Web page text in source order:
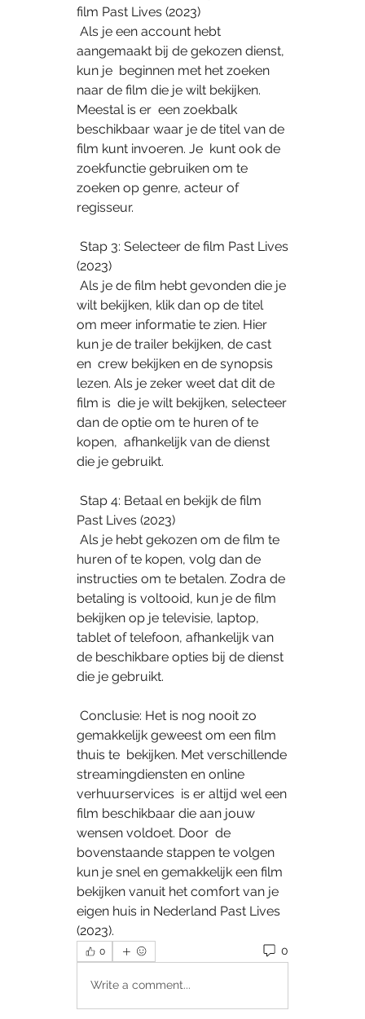
film Past Lives (2023)
aangemaakt bij de gekozen dienst,
kun je  beginnen met het zoeken
naar de film die je wilt bekijken.
Meestal is er  een zoekbalk
beschikbaar waar je de titel van de
film kunt invoeren. Je  kunt ook de
zoekfunctie gebruiken om te
zoeken op genre, acteur of
regisseur.
(2023)
wilt bekijken, klik dan op de titel
om meer informatie te zien. Hier
kun je de trailer bekijken, de cast
en  crew bekijken en de synopsis
lezen. Als je zeker weet dat dit de
film is  die je wilt bekijken, selecteer
dan de optie om te huren of te
kopen,  afhankelijk van de dienst
die je gebruikt.
Past Lives (2023)
huren of te kopen, volg dan de
instructies om te betalen. Zodra de
betaling is voltooid, kun je de film
bekijken op je televisie, laptop,
tablet of telefoon, afhankelijk van
de beschikbare opties bij de dienst
die je gebruikt.
gemakkelijk geweest om een film
thuis te  bekijken. Met verschillende
streamingdiensten en online
verhuurservices  is er altijd wel een
film beschikbaar die aan jouw
wensen voldoet. Door  de
bovenstaande stappen te volgen
kun je snel en gemakkelijk een film
bekijken vanuit het comfort van je
eigen huis in Nederland Past Lives
(2023).
0 0
Write a comment...